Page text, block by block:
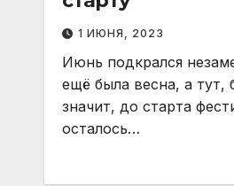
1 ИЮНЯ, 2023
Июнь подкрался
ещё была весна, а тут,
значит, до старта
осталось…